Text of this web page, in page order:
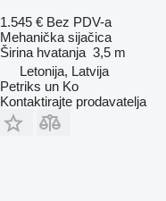
1.545 € Bez PDV-a
Mehanička sijačica
Širina hvatanja 3,5 m
Letonija, Latvija
Petriks un Ko
Kontaktirajte prodavatelja